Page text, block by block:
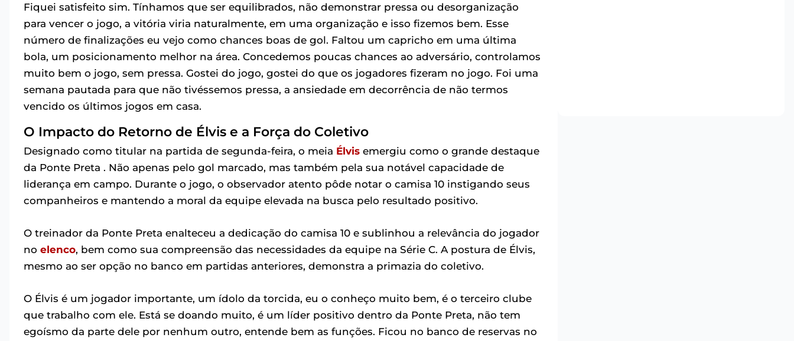
Fiquei satisfeito sim. Tínhamos que ser equilibrados, não demonstrar pressa ou desorganização
para vencer o jogo, a vitória viria naturalmente, em uma organização e isso fizemos bem. Esse
número de finalizações eu vejo como chances boas de gol. Faltou um capricho em uma última
bola, um posicionamento melhor na área. Concedemos poucas chances ao adversário, controlamos
muito bem o jogo, sem pressa. Gostei do jogo, gostei do que os jogadores fizeram no jogo. Foi uma
semana pautada para que não tivéssemos pressa, a ansiedade em decorrência de não termos
vencido os últimos jogos em casa.
O Impacto do Retorno de Élvis e a Força do Coletivo
Designado como titular na partida de segunda-feira, o meia Élvis emergiu como o grande destaque
da Ponte Preta . Não apenas pelo gol marcado, mas também pela sua notável capacidade de
liderança em campo. Durante o jogo, o observador atento pôde notar o camisa 10 instigando seus
companheiros e mantendo a moral da equipe elevada na busca pelo resultado positivo.
O treinador da Ponte Preta enalteceu a dedicação do camisa 10 e sublinhou a relevância do jogador
no elenco, bem como sua compreensão das necessidades da equipe na Série C. A postura de Élvis,
mesmo ao ser opção no banco em partidas anteriores, demonstra a primazia do coletivo.
O Élvis é um jogador importante, um ídolo da torcida, eu o conheço muito bem, é o terceiro clube
que trabalho com ele. Está se doando muito, é um líder positivo dentro da Ponte Preta, não tem
egoísmo da parte dele por nenhum outro, entende bem as funções. Ficou no banco de reservas no